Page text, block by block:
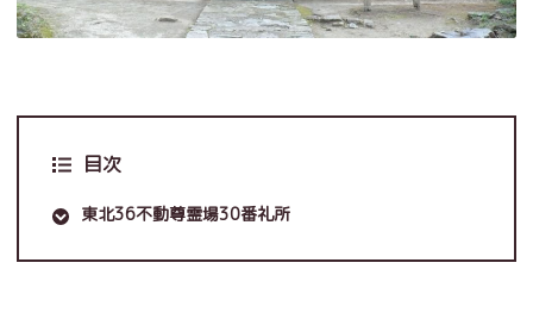
目次
東北36不動尊霊場30番礼所